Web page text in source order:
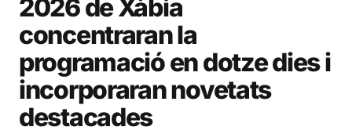
2026 de Xàbia
concentraran la
programació en dotze dies i
incorporaran novetats
destacades